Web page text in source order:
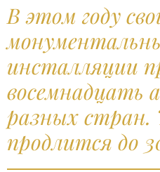
В этом году
инсталляции
восемнадцать
разных стран.
продлится до